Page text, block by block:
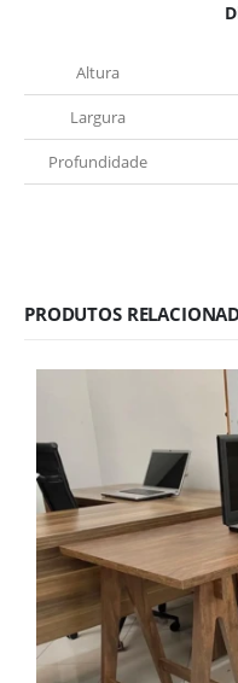
Altura
Largura
Profundidade
PRODUTOS